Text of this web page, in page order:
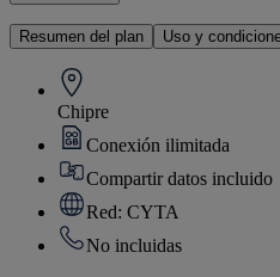
Resumen del plan Uso y
Chipre
Conexión ilimitada
Compartir datos incluido
Red: CYTA
No incluidas